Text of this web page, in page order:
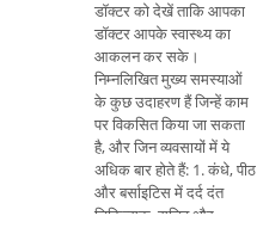
डॉक्टर को देखें ताकि आपका
डॉक्टर आपके स्वास्थ्य का
आकलन कर सके।
निम्नलिखित मुख्य समस्याओं
के कुछ उदाहरण हैं जिन्हें काम
पर विकसित किया जा सकता
है, और जिन व्यवसायों में ये
अधिक बार होते हैं: 1. कंधे, पीठ
और बर्साइटिस में दर्द दंत
चिकित्सक, सचिव और